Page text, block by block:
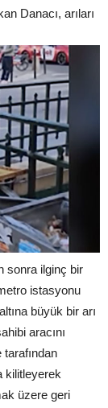
Danacı, arıları
sonra ilginç bir
istasyonu
büyük bir arı
aracını
kilitleyerek
üzere geri